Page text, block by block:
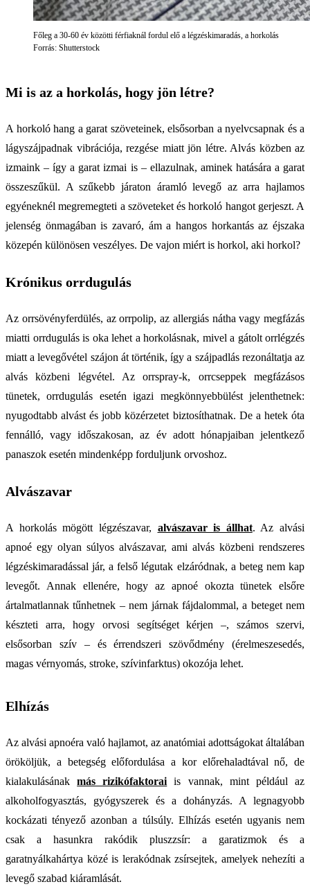
Főleg a 30-60 év közötti férfiaknál fordul elő a légzéskimaradás, a horkolás
Forrás: Shutterstock
Mi is az a horkolás, hogy jön létre?
A horkoló hang a garat szöveteinek, elsősorban a nyelvcsapnak és a
lágyszájpadnak vibrációja, rezgése miatt jön létre. Alvás közben az
izmaink – így a garat izmai is – ellazulnak, aminek hatására a garat
összeszűkül. A szűkebb járaton áramló levegő az arra hajlamos
egyéneknél megremegteti a szöveteket és horkoló hangot gerjeszt. A
jelenség önmagában is zavaró, ám a hangos horkantás az éjszaka
közepén különösen veszélyes. De vajon miért is horkol, aki horkol?
Krónikus orrdugulás
Az orrsövényferdülés, az orrpolip, az allergiás nátha vagy megfázás
miatti orrdugulás is oka lehet a horkolásnak, mivel a gátolt orrlégzés
miatt a levegővétel szájon át történik, így a szájpadlás rezonáltatja az
alvás közbeni légvétel. Az orrspray-k, orrcseppek megfázásos
tünetek, orrdugulás esetén igazi megkönnyebbülést jelenthetnek:
nyugodtabb alvást és jobb közérzetet biztosíthatnak. De a hetek óta
fennálló, vagy időszakosan, az év adott hónapjaiban jelentkező
panaszok esetén mindenképp forduljunk orvoshoz.
Alvászavar
A horkolás mögött légzészavar, alvászavar is állhat. Az alvási
apnoé egy olyan súlyos alvászavar, ami alvás közbeni rendszeres
légzéskimaradással jár, a felső légutak elzáródnak, a beteg nem kap
levegőt. Annak ellenére, hogy az apnoé okozta tünetek elsőre
ártalmatlannak tűnhetnek – nem járnak fájdalommal, a beteget nem
készteti arra, hogy orvosi segítséget kérjen –, számos szervi,
elsősorban szív – és érrendszeri szövődmény (érelmeszesedés,
magas vérnyomás, stroke, szívinfarktus) okozója lehet.
Elhízás
Az alvási apnoéra való hajlamot, az anatómiai adottságokat általában
örököljük, a betegség előfordulása a kor előrehaladtával nő, de
kialakulásánakmás rizikófaktorai is vannak, mint például az
alkoholfogyasztás, gyógyszerek és a dohányzás. A legnagyobb
kockázati tényező azonban a túlsúly. Elhízás esetén ugyanis nem
csak a hasunkra rakódik pluszzsír: a garatizmok és a
garatnyálkahártya közé is lerakódnak zsírsejtek, amelyek nehezíti a
levegő szabad kiáramlását.